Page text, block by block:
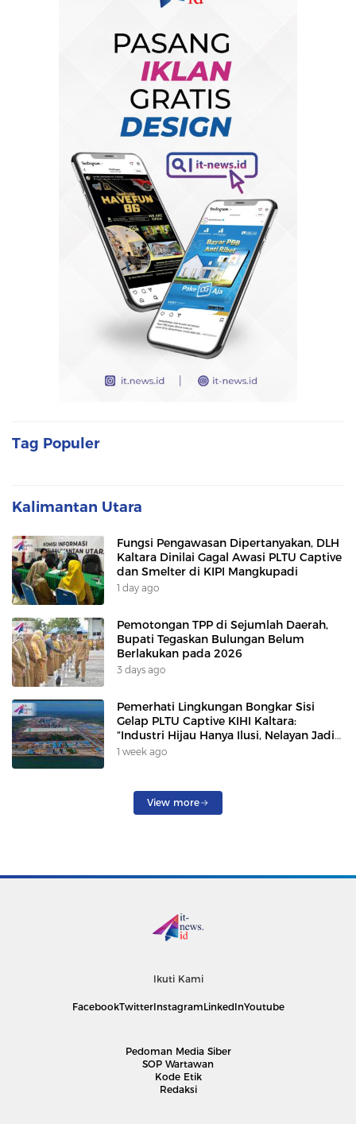
Tag Populer
Kalimantan Utara
Fungsi Pengawasan Dipertanyakan, DLH
Kaltara Dinilai Gagal Awasi PLTU Captive
dan Smelter di KIPI Mangkupadi
1 day ago
Pemotongan TPP di Sejumlah Daerah,
Bupati Tegaskan Bulungan Belum
Berlakukan pada 2026
3 days ago
Pemerhati Lingkungan Bongkar Sisi
Gelap PLTU Captive KIHI Kaltara:
“Industri Hijau Hanya Ilusi, Nelayan Jadi
Korban”
1 week ago
View more
Ikuti Kami
FacebookTwitterInstagramLinkedInYoutube
Pedoman Media Siber
SOP Wartawan
Kode Etik
Redaksi